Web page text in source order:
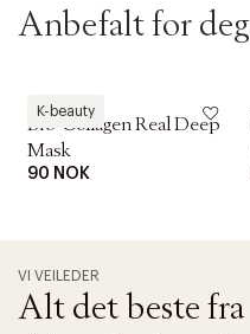
Anbefalt for deg
K-beauty
Biodance
Bio-Collagen Real Deep
Mask
90 NOK
VI VEILEDER
Alt det beste fra